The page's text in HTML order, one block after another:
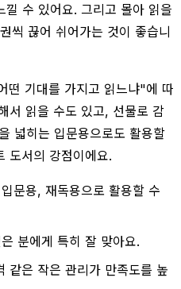
수 있어요. 그리고 몰아 읽을
씩 끊어 쉬어가는 것이 좋습니
떤 기대를 가지고 읽느냐"에 따
서 읽을 수도 있고, 선물로 감
넓히는 입문용으로도 활용할
도서의 강점이에요.
문용, 재독용으로 활용할 수
분에게 특히 잘 맞아요.
같은 작은 관리가 만족도를 높